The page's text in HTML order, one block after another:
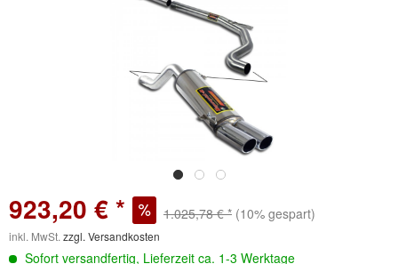
923,20 € * 1.025,78 € * (10% gespart)
inkl. MwSt. zzgl. Versandkosten
Sofort versandfertig, Lieferzeit ca. 1-3 Werktage